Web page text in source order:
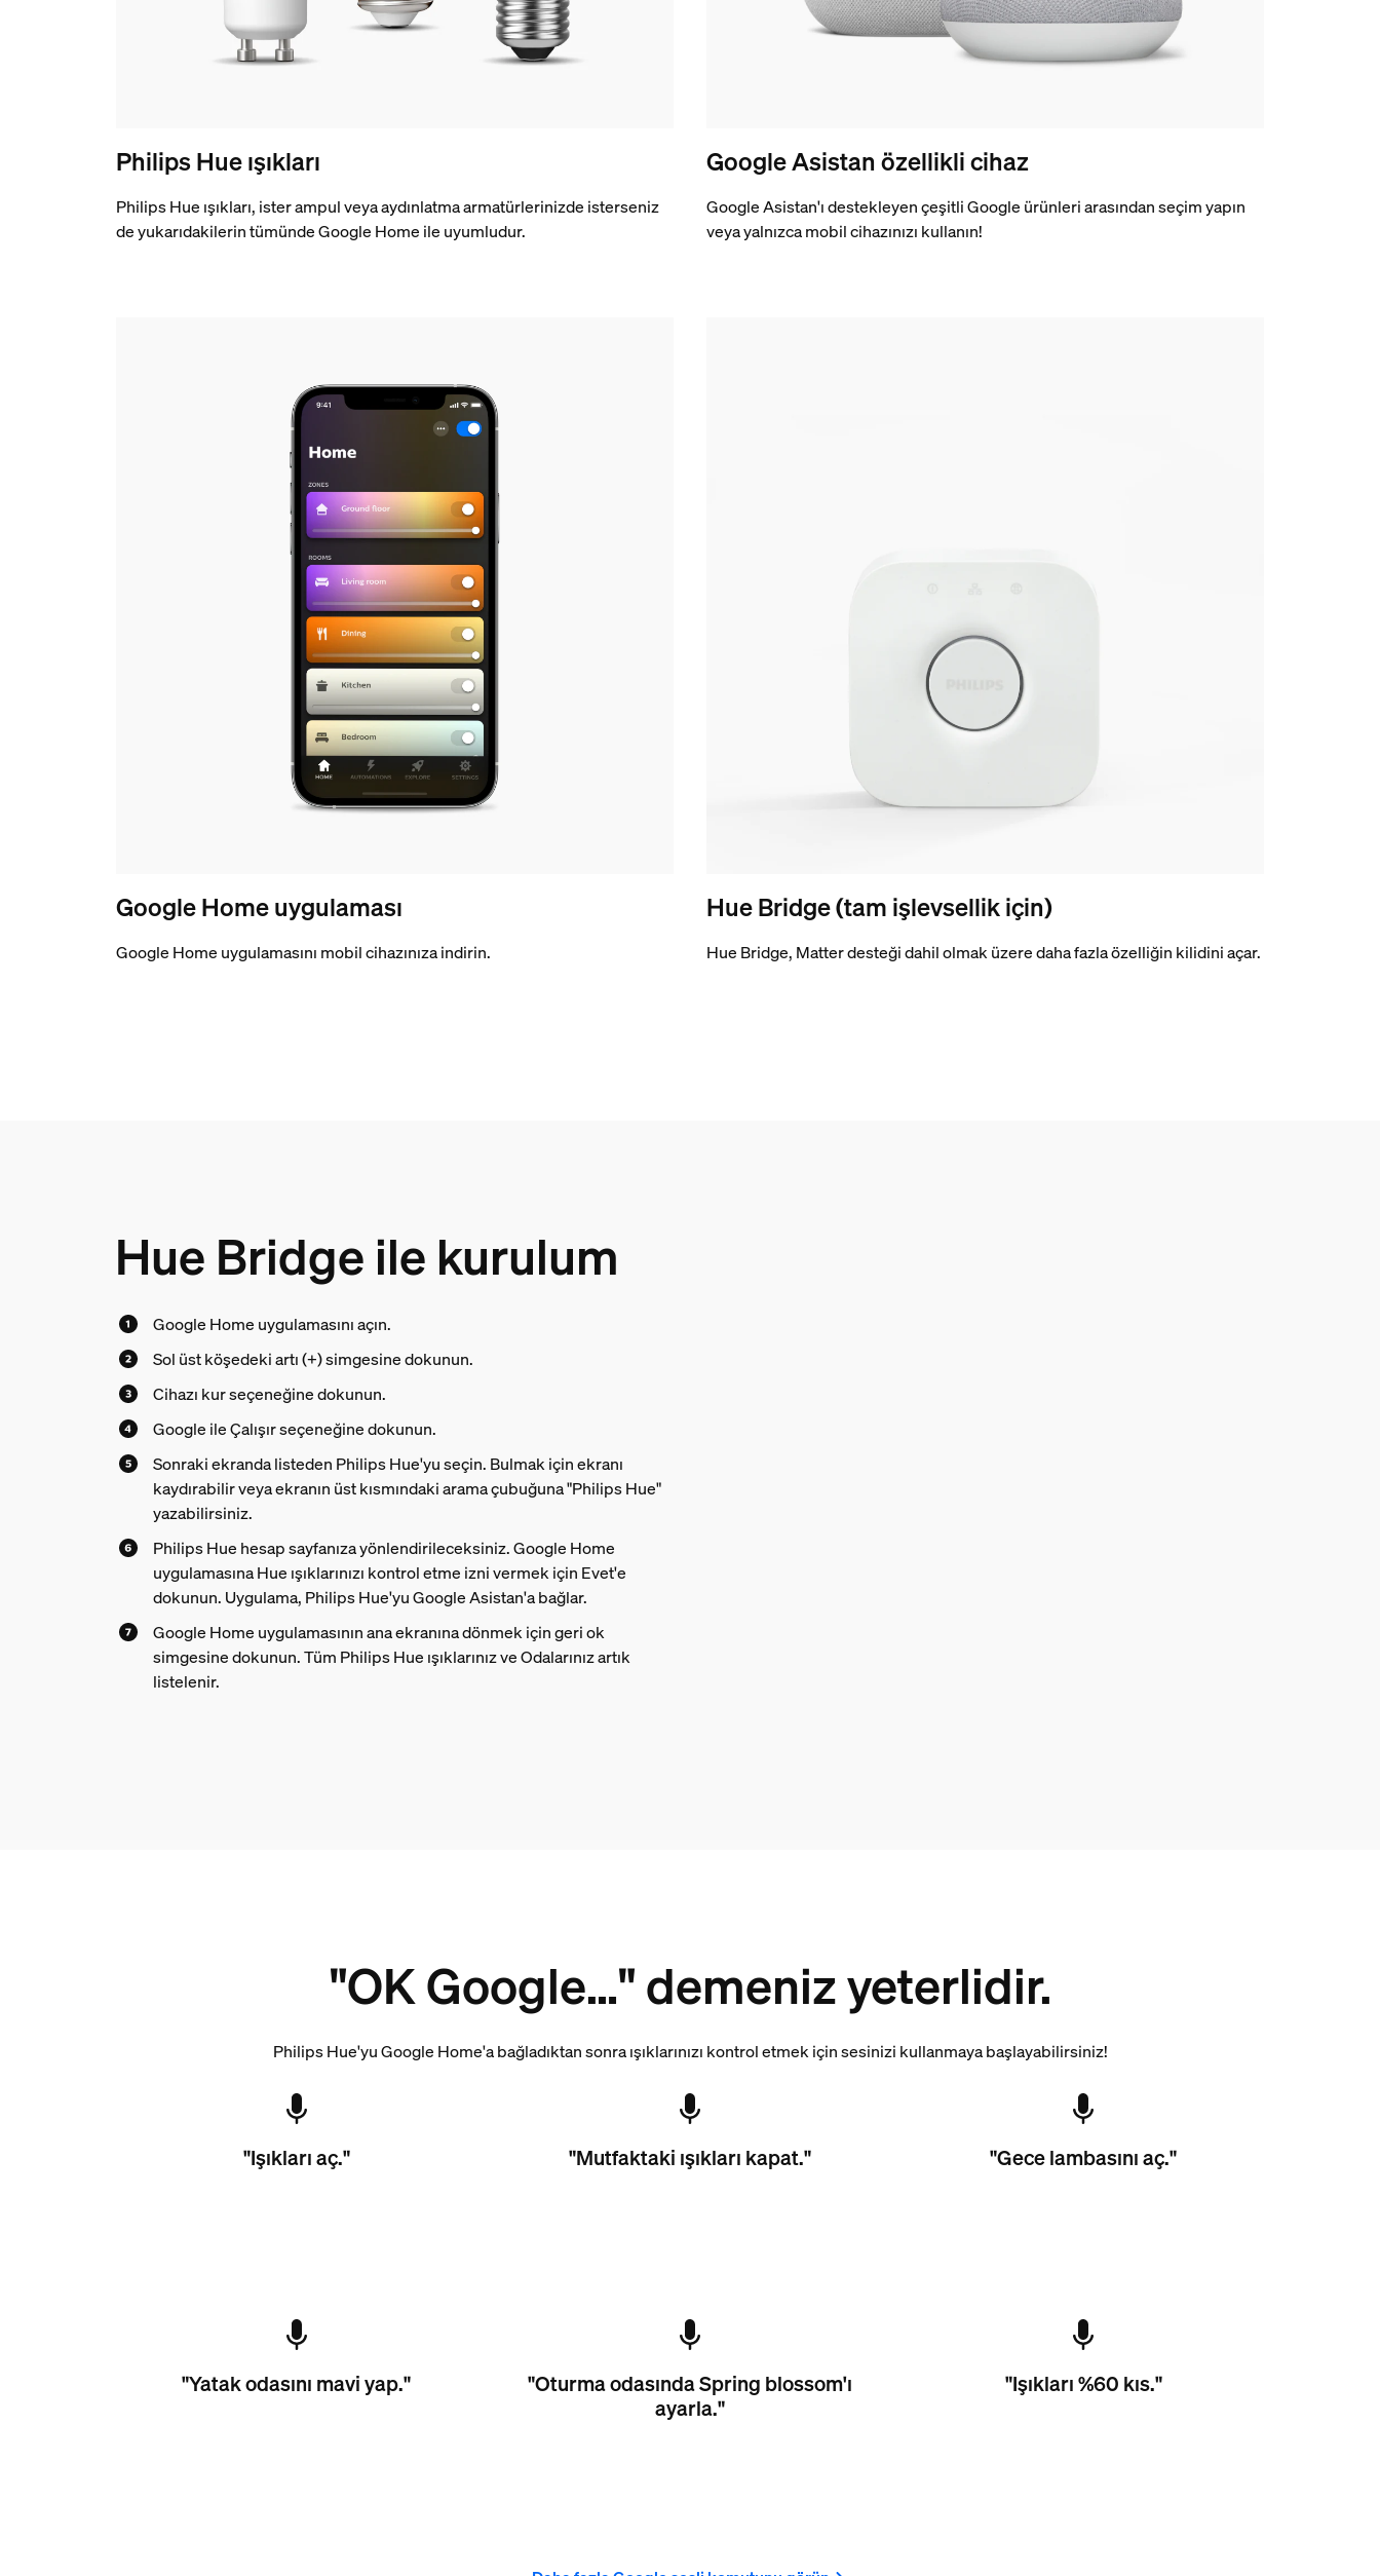
Philips Hue ışıkları
Philips Hue ışıkları, ister ampul veya aydınlatma armatürlerinizde isterseniz
de yukarıdakilerin tümünde Google Home ile uyumludur.
Google Asistan özellikli cihaz
Google Asistan'ı destekleyen çeşitli Google ürünleri arasından seçim yapın
veya yalnızca mobil cihazınızı kullanın!
Google Home uygulaması
Google Home uygulamasını mobil cihazınıza indirin.
Hue Bridge (tam işlevsellik için)
Hue Bridge, Matter desteği dahil olmak üzere daha fazla özelliğin kilidini açar.
Hue Bridge ile kurulum
Google Home uygulamasını açın.
Sol üst köşedeki artı (+) simgesine dokunun.
Cihazı kur seçeneğine dokunun.
Google ile Çalışır seçeneğine dokunun.
Sonraki ekranda listeden Philips Hue'yu seçin. Bulmak için ekranı
kaydırabilir veya ekranın üst kısmındaki arama çubuğuna "Philips Hue"
yazabilirsiniz.
Philips Hue hesap sayfanıza yönlendirileceksiniz. Google Home
uygulamasına Hue ışıklarınızı kontrol etme izni vermek için Evet'e
dokunun. Uygulama, Philips Hue'yu Google Asistan'a bağlar.
Google Home uygulamasının ana ekranına dönmek için geri ok
simgesine dokunun. Tüm Philips Hue ışıklarınız ve Odalarınız artık
listelenir.
"OK Google…" demeniz yeterlidir.
Philips Hue'yu Google Home'a ​​bağladıktan sonra ışıklarınızı kontrol etmek için sesinizi kullanmaya başlayabilirsiniz!
"Işıkları aç." "Mutfaktaki ışıkları kapat." "Gece lambasını aç."
"Yatak odasını mavi yap."
"Oturma odasında Spring blossom'ı
ayarla."
"Işıkları %60 kıs."